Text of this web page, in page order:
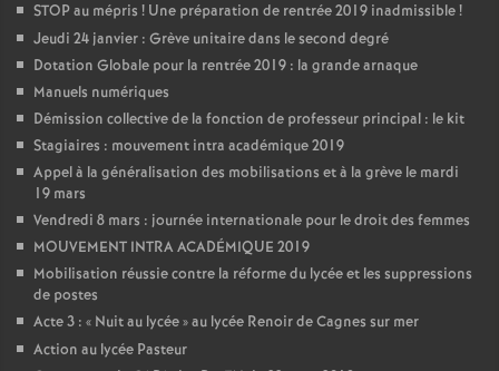
STOP au mépris ! Une préparation de rentrée 2019 inadmissible!
Jeudi 24 janvier : Grève unitaire dans le second degré
Dotation Globale pour la rentrée 2019 : la grande arnaque
Manuels numériques
Démission collective de la fonction de professeur principal : le kit
Stagiaires : mouvement intra académique 2019
Appel à la généralisation des mobilisations et à la grève le mardi
19 mars
Vendredi 8 mars : journée internationale pour le droit des femmes
MOUVEMENT INTRA ACADÉMIQUE 2019
Mobilisation réussie contre la réforme du lycée et les suppressions
de postes
Acte 3 : « Nuit au lycée» au lycée Renoir de Cagnes sur mer
Action au lycée Pasteur